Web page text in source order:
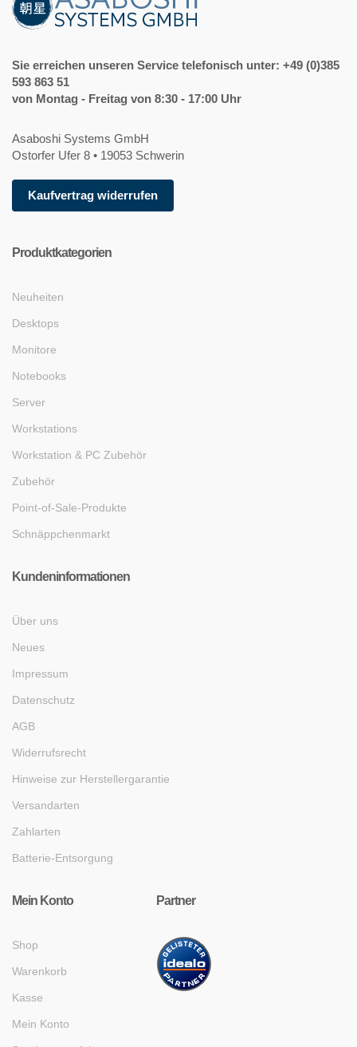
Sie erreichen unseren Service telefonisch unter: +49 (0)385
593 863 51
von Montag - Freitag von 8:30 - 17:00 Uhr
Asaboshi Systems GmbH
Ostorfer Ufer 8 • 19053 Schwerin
Kaufvertrag widerrufen
Produktkategorien
Neuheiten
Desktops
Monitore
Notebooks
Server
Workstations
Workstation & PC Zubehör
Zubehör
Point-of-Sale-Produkte
Schnäppchenmarkt
Kundeninformationen
Über uns
Neues
Impressum
Datenschutz
AGB
Widerrufsrecht
Hinweise zur Herstellergarantie
Versandarten
Zahlarten
Batterie-Entsorgung
Mein Konto
Shop
Warenkorb
Kasse
Mein Konto
Partner